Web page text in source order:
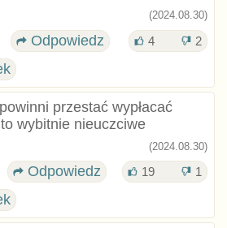
(2024.08.30)
Odpowiedz 4 2
przestać wypłacać
wybitnie nieuczciwe
(2024.08.30)
Odpowiedz 19 1